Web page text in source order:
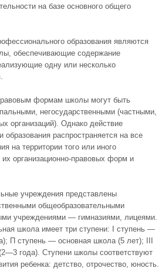
на базе основного общего
образования являются
обеспечивающие содержание
одну или несколько
формам школы могут быть
негосударственными (частными,
организаций). Однако действие
образования распространяется на все
на территории того или иного
их организационно-правовых форм и
учреждения представлены
общеобразовательными
учреждениями — гимназиями, лицеями.
школа имеет три ступени: I ступень —
П ступень — основная школа (5 лет); III
года). Ступени школы соответствуют
ребенка: детство, отрочество, юность.